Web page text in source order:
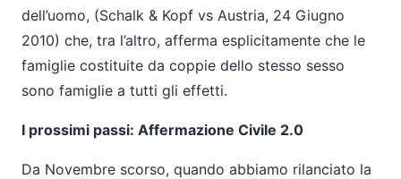
dell’uomo, (Schalk & Kopf vs Austria, 24 Giugno
2010) che, tra l’altro, afferma esplicitamente che le
famiglie costituite da coppie dello stesso sesso
sono famiglie a tutti gli effetti.
I prossimi passi: Affermazione Civile 2.0
Da Novembre scorso, quando abbiamo rilanciato la